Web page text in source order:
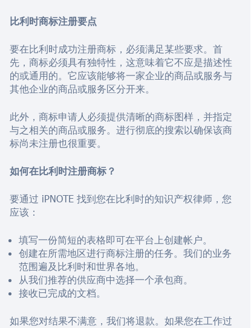
比利时商标注册要点
要在比利时成功注册商标，必须满足某些要求。首
先，商标必须具有独特性，这意味着它不应是描述性
的或通用的。它应该能够将一家企业的商品或服务与
其他企业的商品或服务区分开来。
此外，商标申请人必须提供清晰的商标图样，并指定
与之相关的商品或服务。进行彻底的搜索以确保该商
标尚未注册也很重要。
如何在比利时注册商标？
要通过 iPNOTE 找到您在比利时的知识产权律师，您
应该：
填写一份简短的表格即可在平台上创建帐户。
创建在所需地区进行商标注册的任务。我们的业务
范围遍及比利时和世界各地。
从我们推荐的供应商中选择一个承包商。
接收已完成的文档。
如果您对结果不满意，我们将退款。如果您在工作过